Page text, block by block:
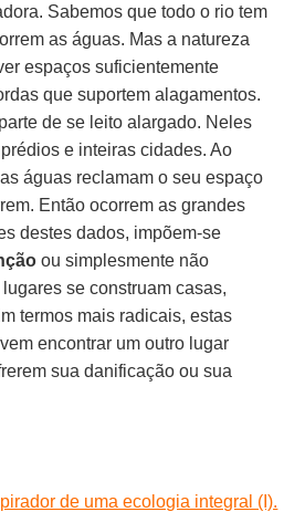
Sabemos que todo o rio tem
as águas. Mas a natureza
espaços suficientemente
que suportem alagamentos.
de se leito alargado. Neles
e inteiras cidades. Ao
águas reclamam o seu espaço
Então ocorrem as grandes
destes dados, impõem-se
ou simplesmente não
se construam casas,
termos mais radicais, estas
encontrar um outro lugar
sua danificação ou sua
de uma ecologia integral (I).